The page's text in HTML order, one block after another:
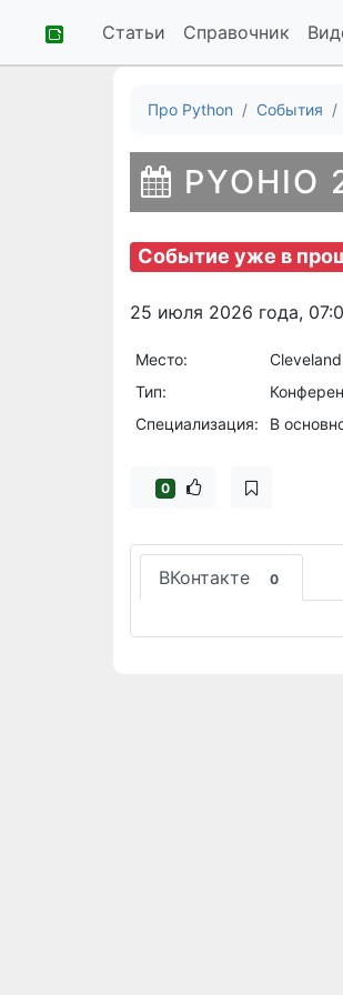
Статьи Справочник
Про Python События
PYOHIO
Событие уже в
25 июля 2026 года,
Место:
Тип:
Специализация:
В
0
ВКонтакте 0